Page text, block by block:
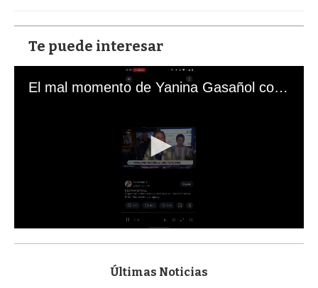
Te puede interesar
El mal momento de Yanina Gasañol con un hincha argentino en "Subrayado"
s
Últimas Noticias